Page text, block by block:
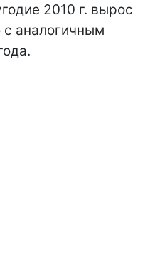
2010 г. вырос
с аналогичным